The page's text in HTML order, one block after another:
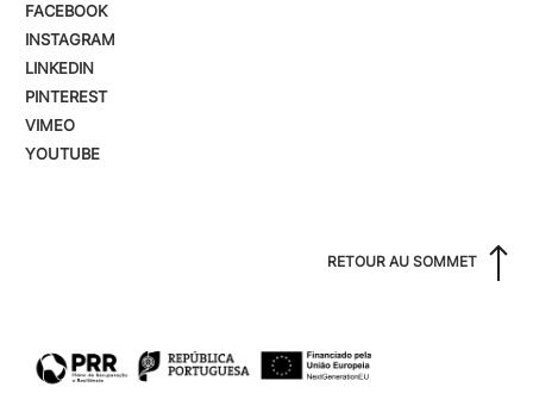
FACEBOOK
INSTAGRAM
LINKEDIN
PINTEREST
VIMEO
YOUTUBE
RETOUR AU SOMMET